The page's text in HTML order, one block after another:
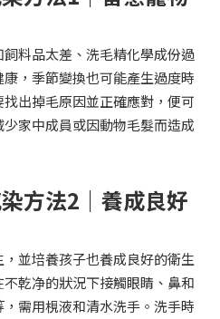
料品太差、洗毛精化學成份過
，季節變換也可能產生過度時
出掉毛原因並正確應對，便可
家中成員或因動物毛髮而造成
方法2｜養成良好
並培養孩子也養成良好的衛生
乾净的狀況下接觸眼睛、鼻和
需用梘液和清水洗手。洗手時